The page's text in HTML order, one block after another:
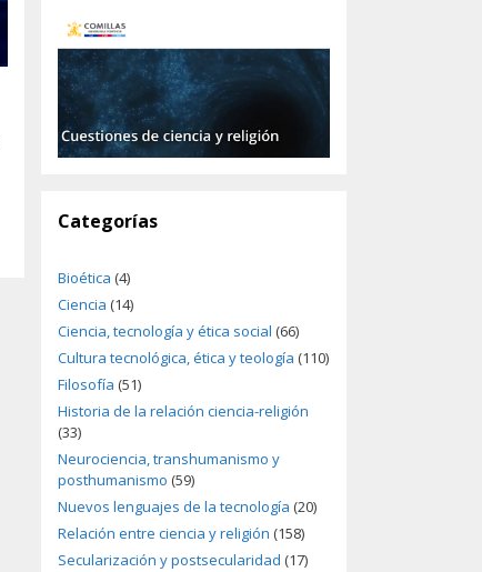
Categorías
Bioética (4)
Ciencia (14)
Ciencia, tecnología y ética social (66)
Cultura tecnológica, ética y teología (110)
Filosofía (51)
Historia de la relación ciencia-religión
(33)
Neurociencia, transhumanismo y
posthumanismo (59)
Nuevos lenguajes de la tecnología (20)
Relación entre ciencia y religión (158)
Secularización y postsecularidad (17)